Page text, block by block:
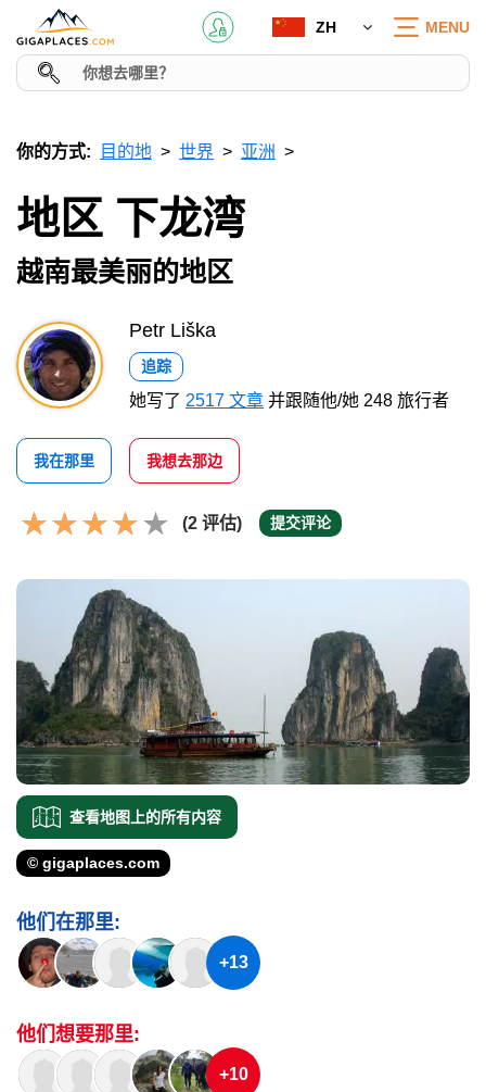
ZH MENU
你的方式: 目的地 世界 亚洲
地区 下龙湾
越南最美丽的地区
Petr Liška
追踪
她写了 2517 文章 并跟随他/她 248 旅行者
我在那里 我想去那边
(2 评估) 提交评论
查看地图上的所有内容
© gigaplaces.com
他们在那里:
+13
他们想要那里:
+10